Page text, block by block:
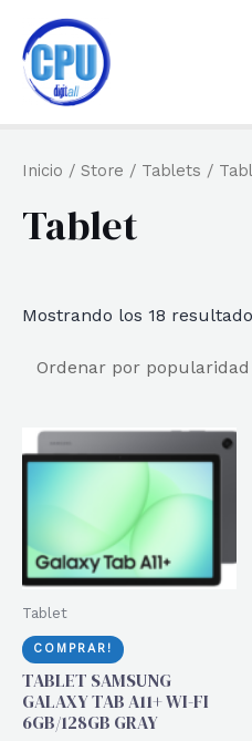
contenido
Inicio / Store / Tablets /
Tablet
Mostrando los 18
Tablet
COMPRAR!
TABLET SAMSUNG
GALAXY TAB A11+ WI-FI
6GB/128GB GRAY